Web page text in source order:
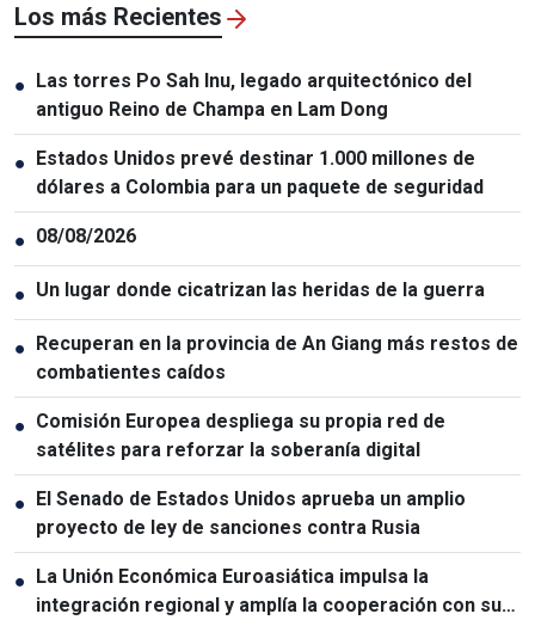
Los más Recientes
● Las torres Po Sah Inu, legado arquitectónico del
antiguo Reino de Champa en Lam Dong
● Estados Unidos prevé destinar 1.000 millones de
dólares a Colombia para un paquete de seguridad
● 08/08/2026
● Un lugar donde cicatrizan las heridas de la guerra
● Recuperan en la provincia de An Giang más restos de
combatientes caídos
● Comisión Europea despliega su propia red de
satélites para reforzar la soberanía digital
● El Senado de Estados Unidos aprueba un amplio
proyecto de ley de sanciones contra Rusia
● La Unión Económica Euroasiática impulsa la
integración regional y amplía la cooperación con sus